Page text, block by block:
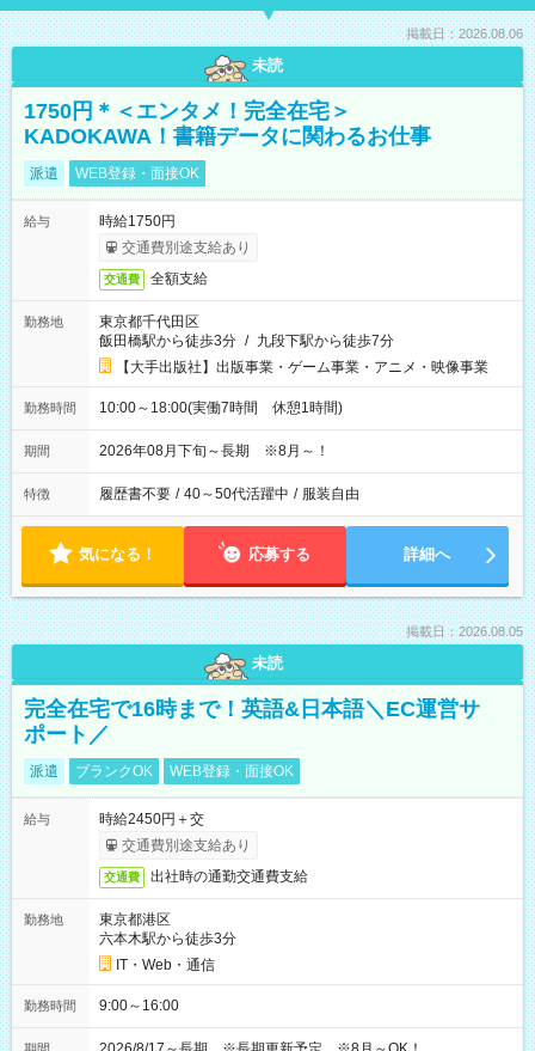
掲載日：2026.08.06
未読
1750円＊＜エンタメ！完全在宅＞
KADOKAWA！書籍データに関わるお仕事
派遣 WEB登録・面接OK
給与
時給1750円
交通費別途支給あり
交通費 全額支給
勤務地
東京都千代田区
飯田橋駅から徒歩3分 / 九段下駅から徒歩7分
【大手出版社】出版事業・ゲーム事業・アニメ・映像事業
勤務時間 10:00～18:00(実働7時間 休憩1時間)
期間 2026年08月下旬～長期 ※8月～！
特徴 履歴書不要 / 40～50代活躍中 / 服装自由
気になる！ 応募する 詳細へ
掲載日：2026.08.05
未読
完全在宅で16時まで！英語&日本語＼EC運営サ
ポート／
派遣 ブランクOK WEB登録・面接OK
給与
時給2450円＋交
交通費別途支給あり
交通費 出社時の通勤交通費支給
勤務地
東京都港区
六本木駅から徒歩3分
IT・Web・通信
勤務時間 9:00～16:00